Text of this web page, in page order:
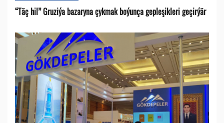
“Täç hil” Gruziýa bazaryna çykmak boýunça gepleşikleri geçirýär